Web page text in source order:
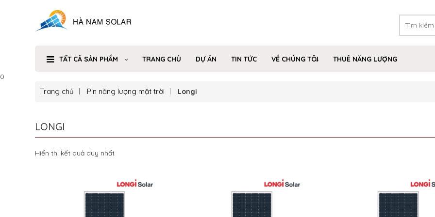
TẤT CẢ SẢN PHẨM TRANG CHỦ DỰ ÁN TIN TỨC VỀ CHÚNG TÔI
THUÊ NĂNG LƯỢNG
0
Trang chủ Pin năng lượng mặt trời Longi
LONGI
Hiển thị kết quả duy nhất